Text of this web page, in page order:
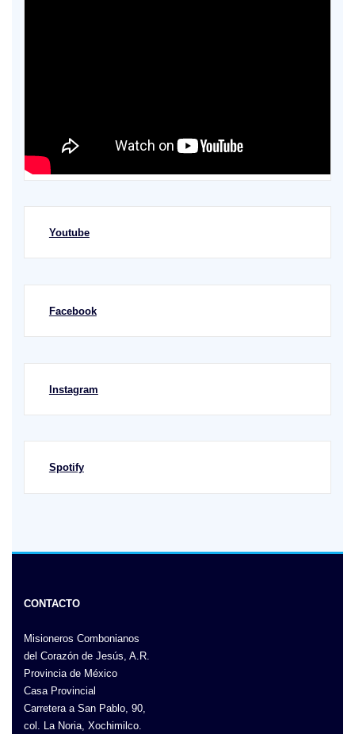
Youtube
Facebook
Instagram
Spotify
CONTACTO
Misioneros Combonianos
del Corazón de Jesús, A.R.
Provincia de México
Casa Provincial
Carretera a San Pablo, 90,
col. La Noria, Xochimilco.